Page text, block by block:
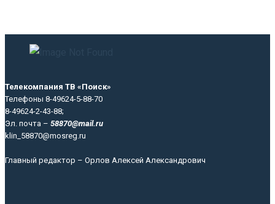
Телекомпания ТВ «Поиск»
Телефоны 8-49624-5-88-70
8-49624-2-43-88;
Эл. почта – 58870@mail.ru
klin_58870@mosreg.ru
Главный редактор – Орлов Алексей Александрович